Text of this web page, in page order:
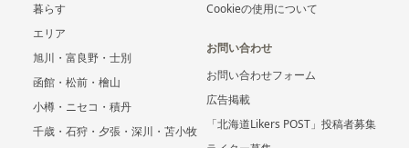
暮らす
エリア
旭川・富良野・士別
函館・松前・檜山
小樽・ニセコ・積丹
千歳・石狩・夕張・深川・苫小牧
Cookieの使用について
お問い合わせ
お問い合わせフォーム
広告掲載
「北海道Likers POST」投稿者募集